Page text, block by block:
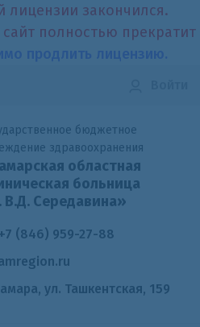
лицензии закончился.
полностью прекратит
бюджетное
здравоохранения
областная
больница
В.Д. Середавина»
+7 (846) 959-27-88
ул. Ташкентская, 159